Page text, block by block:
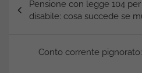
articoli
Pensione con legge 104
disabile: cosa succede se
Conto corrente